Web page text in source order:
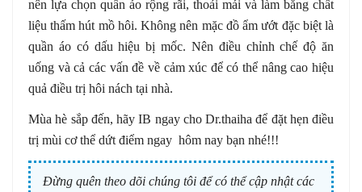
nên lựa chọn quần áo rộng rãi, thoải mái và làm bằng chất
liệu thấm hút mồ hôi. Không nên mặc đồ ẩm ướt đặc biệt là
quần áo có dấu hiệu bị mốc. Nên điều chỉnh chế độ ăn
uống và cả các vấn đề về cảm xúc để có thể nâng cao hiệu
quả điều trị hôi nách tại nhà.
Mùa hè sắp đến, hãy IB ngay cho Dr.thaiha để đặt hẹn điều
trị mùi cơ thể dứt điểm ngay hôm nay bạn nhé!!!
Đừng quên theo dõi chúng tôi để có thể cập nhật các